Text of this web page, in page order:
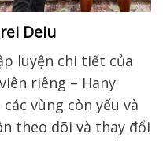
Deiu
luyện chi tiết của
riêng – Hany
vùng còn yếu và
theo dõi và thay đổi